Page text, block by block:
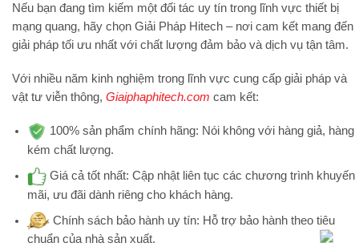
Nếu bạn đang tìm kiếm một đối tác uy tín trong lĩnh vực thiết bị
mạng quang, hãy chọn Giải Pháp Hitech – nơi cam kết mang đến
giải pháp tối ưu nhất với chất lượng đảm bảo và dịch vụ tận tâm.
Với nhiều năm kinh nghiệm trong lĩnh vực cung cấp giải pháp và
vật tư viễn thông, Giaiphaphitech.com cam kết:
100% sản phẩm chính hãng: Nói không với hàng giả, hàng
kém chất lượng.
Giá cả tốt nhất: Cập nhật liên tục các chương trình khuyến
mãi, ưu đãi dành riêng cho khách hàng.
Chính sách bảo hành uy tín: Hỗ trợ bảo hành theo tiêu
chuẩn của nhà sản xuất.